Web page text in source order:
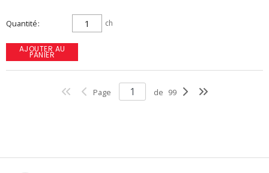
Quantité ch
AJOUTER AU
PANIER
Page de 99